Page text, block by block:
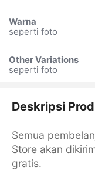
Warna
seperti foto
Other Variations
seperti foto
Deskripsi
Semua
Store akan
gratis.